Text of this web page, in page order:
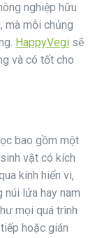
nghiệp hữu
mà mỗi chủng
HappyVegi sẽ
và có tốt cho
bao gồm một
vật có kích
kính hiển vi,
núi lửa hay nam
mọi quá trình
hoặc gián